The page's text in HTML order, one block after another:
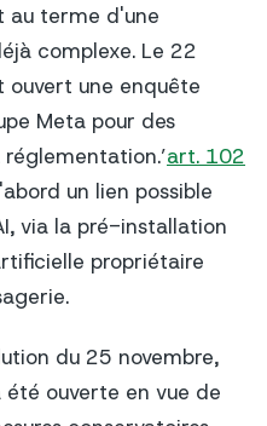
au terme d'une
complexe. Le 22
une enquête
Meta pour des
art. 102
un lien possible
via la pré-installation
propriétaire
du 25 novembre,
ouverte en vue de